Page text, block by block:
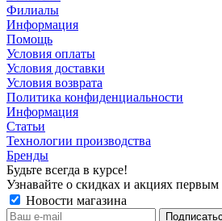
Филиалы
Информация
Помощь
Условия оплаты
Условия доставки
Условия возврата
Политика конфиденциальности
Информация
Статьи
Технологии производства
Бренды
Будьте всегда в курсе!
Узнавайте о скидках и акциях первым
Новости магазина